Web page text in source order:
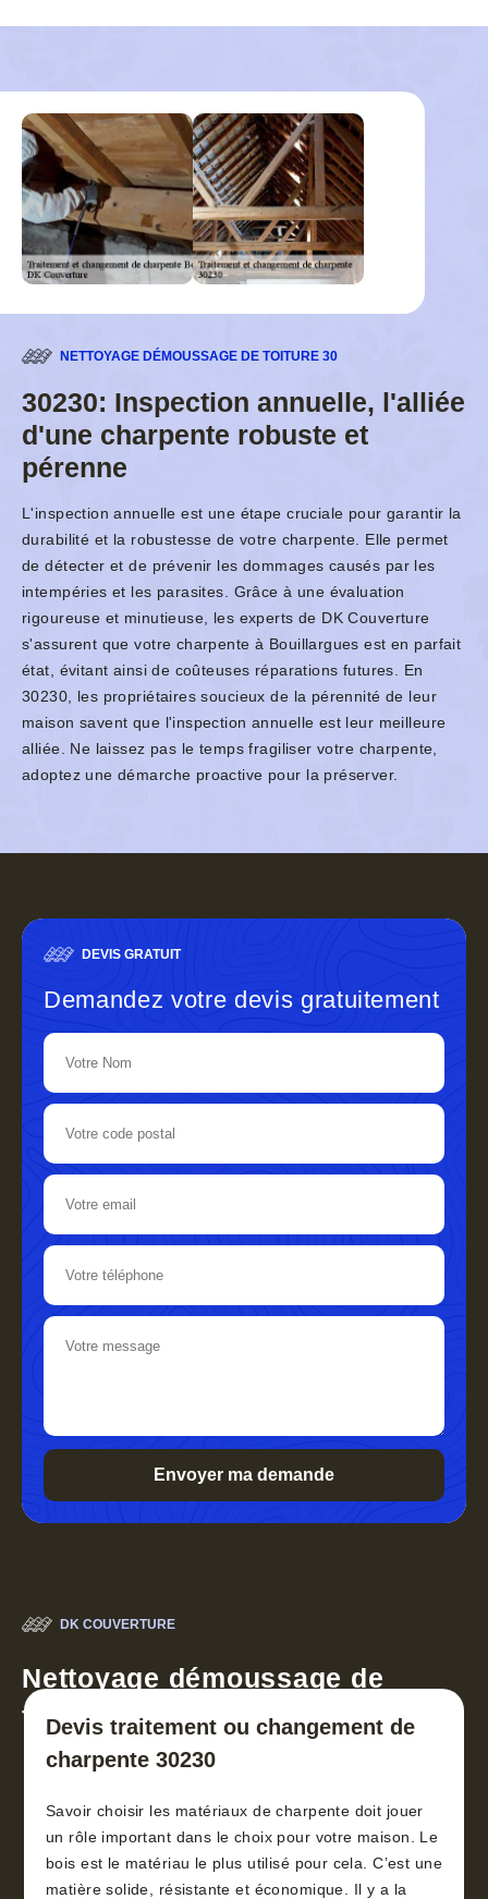
NETTOYAGE DÉMOUSSAGE DE TOITURE 30
30230: Inspection annuelle, l'alliée
d'une charpente robuste et
pérenne
L'inspection annuelle est une étape cruciale pour garantir la
durabilité et la robustesse de votre charpente. Elle permet
de détecter et de prévenir les dommages causés par les
intempéries et les parasites. Grâce à une évaluation
rigoureuse et minutieuse, les experts de DK Couverture
s'assurent que votre charpente à Bouillargues est en parfait
état, évitant ainsi de coûteuses réparations futures. En
30230, les propriétaires soucieux de la pérennité de leur
maison savent que l'inspection annuelle est leur meilleure
alliée. Ne laissez pas le temps fragiliser votre charpente,
adoptez une démarche proactive pour la préserver.
DEVIS GRATUIT
Demandez votre devis gratuitement
DK COUVERTURE
Nettoyage démoussage de
toiture 30
Devis traitement ou changement de
charpente 30230
Savoir choisir les matériaux de charpente doit jouer
un rôle important dans le choix pour votre maison. Le
bois est le matériau le plus utilisé pour cela. C’est une
matière solide, résistante et économique. Il y a la